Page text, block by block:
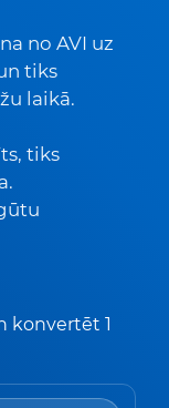
no AVI uz
tiks
laikā.
tiks
konvertēt 1